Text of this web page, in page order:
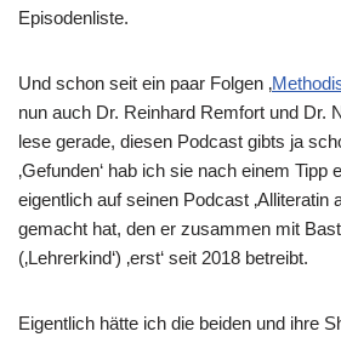
Episodenliste.
Und schon seit ein paar Folgen ‚
nun auch Dr. Reinhard Remfort und Dr.
lese gerade, diesen Podcast gibts ja
‚Gefunden‘ hab ich sie nach einem Tipp
eigentlich auf seinen Podcast ‚Alliteratin
gemacht hat, den er zusammen mit
(‚Lehrerkind‘) ‚erst‘ seit 2018 betreibt.
Eigentlich hätte ich die beiden und ihre